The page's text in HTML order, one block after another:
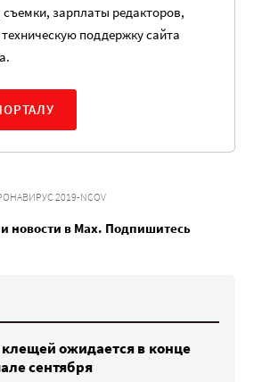
зарплаты редакторов,
поддержку сайта
2019-NCOV
новости в Max. Подпишитесь
ожидается в конце
сентября